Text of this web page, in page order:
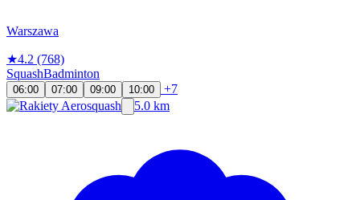
Warszawa
★4.2 (768)
SquashBadminton
06:00 07:00 09:00 10:00
+7
5.0 km